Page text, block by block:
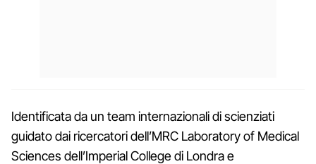
Identificata da un team internazionali di scienziati
guidato dai ricercatori dell’MRC Laboratory of Medical
Sciences dell’Imperial College di Londra e